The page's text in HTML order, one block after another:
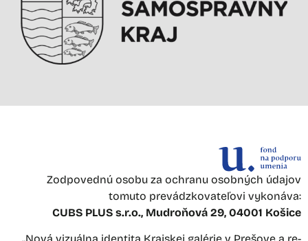
Zodpovednú osobu za ochranu osobných údajov
tomuto prevádzkovateľovi vykonáva:
CUBS PLUS s.r.o., Mudroňová 29, 04001 Košice